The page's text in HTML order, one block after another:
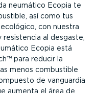
neumático Ecopia te
así como tus
con nuestra
al desgaste,
Ecopia está
para reducir la
menos combustible
de vanguardia
aumenta el área de